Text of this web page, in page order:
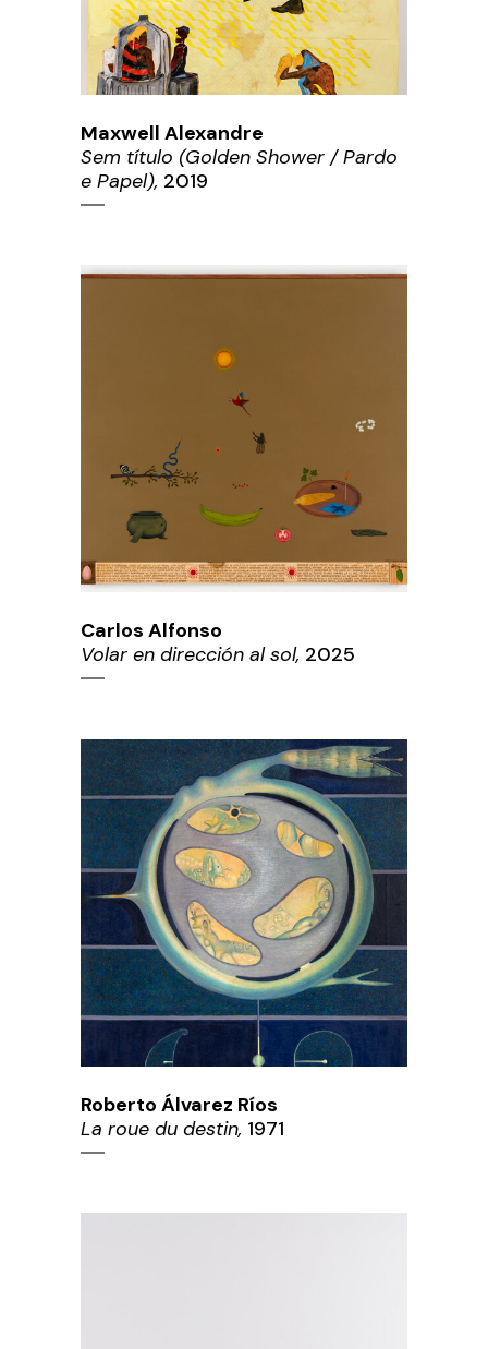
Maxwell Alexandre
Sem título (Golden Shower / Pardo
e Papel), 2019
Carlos Alfonso
Volar en dirección al sol, 2025
Roberto Álvarez Ríos
La roue du destin, 1971